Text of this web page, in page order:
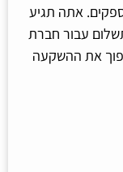
אתה תגיע
עבור חברת
את ההשקעה